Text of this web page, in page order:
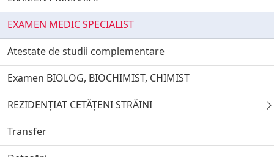
EXAMEN MEDIC SPECIALIST
Atestate de studii complementare
Examen BIOLOG, BIOCHIMIST, CHIMIST
REZIDENȚIAT CETĂȚENI STRĂINI
Transfer